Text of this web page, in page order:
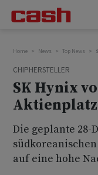
Home News Top News
CHIPHERSTELLER
SK Hynix
Die geplante
auf eine ‌hohe